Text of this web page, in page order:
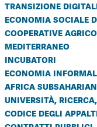
transizione
economia sociale
cooperative
mediterraneo
incubatori
economia
africa
università,
codice degli